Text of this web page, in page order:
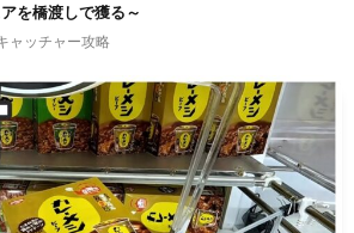
を橋渡しで獲る～
ャッチャー攻略